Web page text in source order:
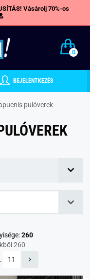
Vásárolj 70%-os
0
BEJELENTKEZÉS
pulóverek
260
260
11